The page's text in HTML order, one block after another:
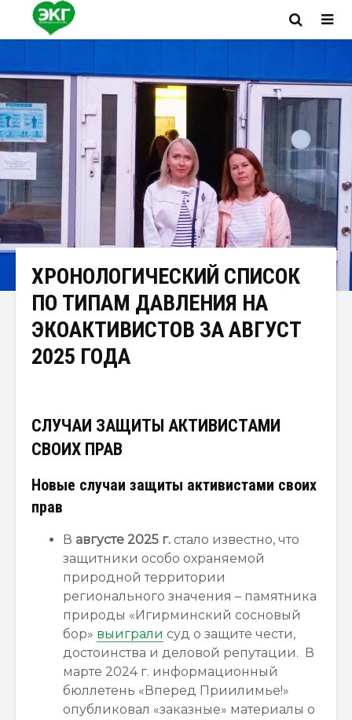
ХРОНОЛОГИЧЕСКИЙ СПИСОК
ПО ТИПАМ ДАВЛЕНИЯ НА
ЭКОАКТИВИСТОВ ЗА АВГУСТ
2025 ГОДА
СЛУЧАИ ЗАЩИТЫ АКТИВИСТАМИ
СВОИХ ПРАВ
Новые случаи защиты активистами своих
прав
В августе 2025 г. стало известно, что
защитники особо охраняемой
природной территории
регионального значения – памятника
природы «Игирминский сосновый
бор» выиграли суд о защите чести,
достоинства и деловой репутации. В
марте 2024 г. информационный
бюллетень «Вперед Приилимье!»
опубликовал «заказные» материалы о